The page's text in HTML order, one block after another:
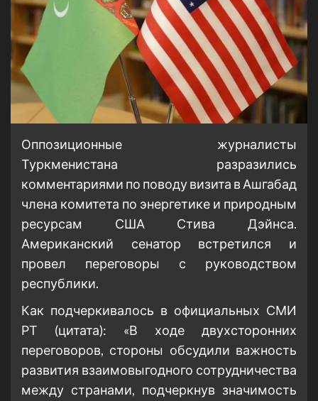
Оппозиционные журналисты
Туркменистана разразились
комментариями по поводу визита в Ашгабад
члена комитета по энергетике и природным
ресурсам США Стива Дэйнса.
Американский сенатор встретился и
провел переговоры с руководством
республики.
Как подчеркивалось в официальных СМИ
РТ (цитата): «В ходе двухсторонних
переговоров, стороны обсудили важность
развития взаимовыгодного сотрудничества
между странами, подчеркнув значимость